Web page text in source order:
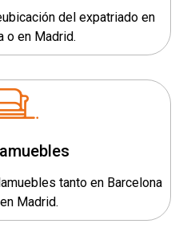
del expatriado en
o en Madrid.
tanto en Barcelona
Madrid.